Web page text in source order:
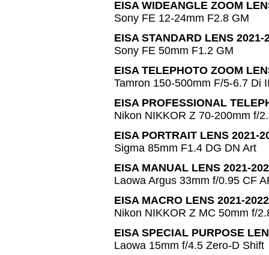
EISA WIDEANGLE ZOOM
Sony FE 12-24mm F2.8 GM
EISA STANDARD LENS 2021-
Sony FE 50mm F1.2 GM
EISA TELEPHOTO ZOOM
Tamron 150-500mm F/5-6.7 Di
EISA PROFESSIONAL
Nikon NIKKOR Z 70-200mm f/
EISA PORTRAIT LENS 2021-
Sigma 85mm F1.4 DG DN Art
EISA MANUAL LENS 2021-
Laowa Argus 33mm f/0.95 CF
EISA MACRO LENS 2021-2022
Nikon NIKKOR Z MC 50mm f/
EISA SPECIAL PURPOSE
Laowa 15mm f/4.5 Zero-D Shift